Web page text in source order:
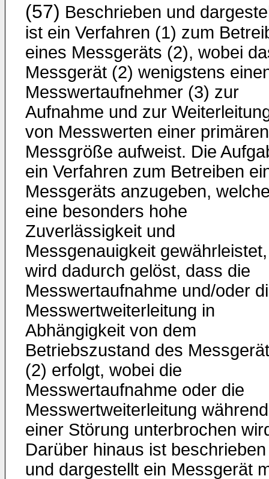
(57) Beschrieben und
ist ein Verfahren (1) zum
eines Messgeräts (2), wobei
Messgerät (2) wenigstens
Messwertaufnehmer (3) zur
Aufnahme und zur
von Messwerten einer primären
Messgröße aufweist. Die
ein Verfahren zum Betreiben
Messgeräts anzugeben,
eine besonders hohe
Zuverlässigkeit und
Messgenauigkeit gewährleistet,
wird dadurch gelöst, dass die
Messwertaufnahme und/oder
Messwertweiterleitung in
Abhängigkeit von dem
Betriebszustand des
(2) erfolgt, wobei die
Messwertaufnahme oder die
Messwertweiterleitung während
einer Störung unterbrochen
Darüber hinaus ist beschrieben
und dargestellt ein Messgerät